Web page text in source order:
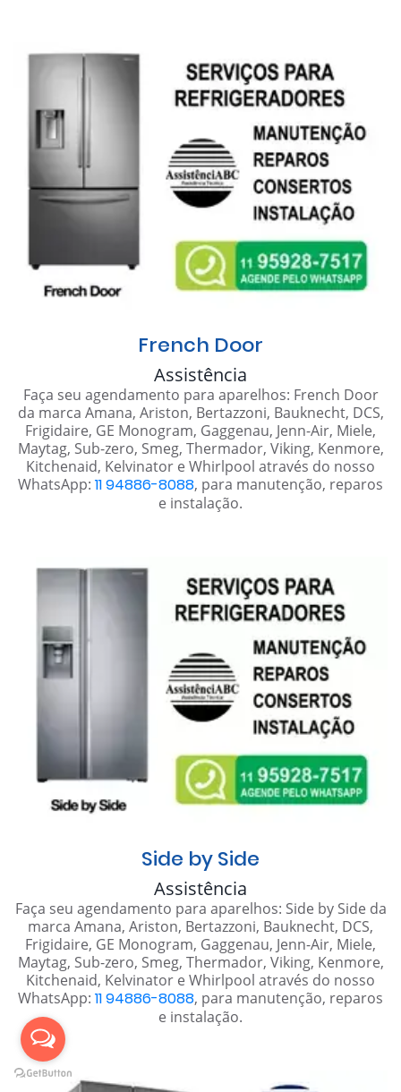
French Door
Assistência
Faça seu agendamento para aparelhos: French Door
da marca Amana, Ariston, Bertazzoni, Bauknecht, DCS,
Frigidaire, GE Monogram, Gaggenau, Jenn-Air, Miele,
Maytag, Sub-zero, Smeg, Thermador, Viking, Kenmore,
Kitchenaid, Kelvinator e Whirlpool através do nosso
WhatsApp: 11 94886-8088, para manutenção, reparos
e instalação.
Side by Side
Assistência
Faça seu agendamento para aparelhos: Side by Side da
marca Amana, Ariston, Bertazzoni, Bauknecht, DCS,
Frigidaire, GE Monogram, Gaggenau, Jenn-Air, Miele,
Maytag, Sub-zero, Smeg, Thermador, Viking, Kenmore,
Kitchenaid, Kelvinator e Whirlpool através do nosso
WhatsApp: 11 94886-8088, para manutenção, reparos
e instalação.